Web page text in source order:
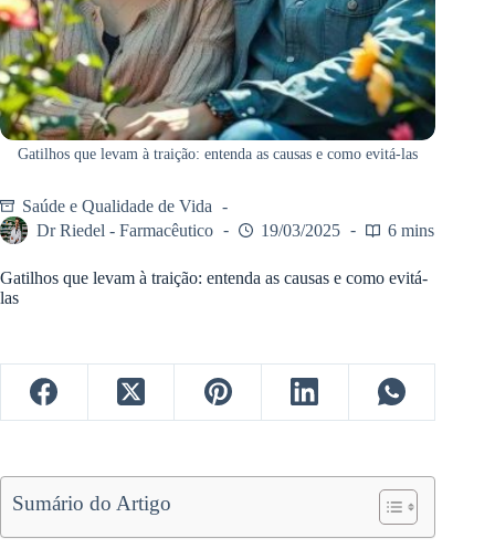
Gatilhos que levam à traição: entenda as causas e como evitá-las
Saúde e Qualidade de Vida
Dr Riedel - Farmacêutico
19/03/2025 6 mins
Gatilhos que levam à traição: entenda as causas e como evitá-
las
Sumário do Artigo